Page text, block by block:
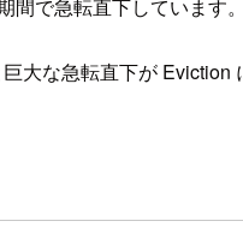
で急転直下しています。
な急転直下が Eviction